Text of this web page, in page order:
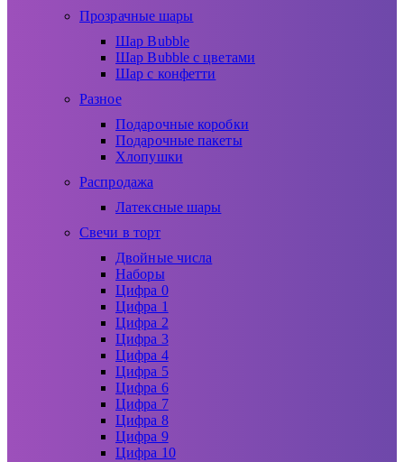
Прозрачные шары
Шар Bubble
Шар Bubble с цветами
Шар с конфетти
Разное
Подарочные коробки
Подарочные пакеты
Хлопушки
Распродажа
Латексные шары
Свечи в торт
Двойные числа
Наборы
Цифра 0
Цифра 1
Цифра 2
Цифра 3
Цифра 4
Цифра 5
Цифра 6
Цифра 7
Цифра 8
Цифра 9
Цифра 10